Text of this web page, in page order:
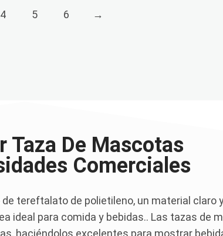
4 5 6 →
Taza De Mascotas
Comerciales
tereftalato de polietileno, un material claro
ideal para comida y bebidas.. Las tazas de